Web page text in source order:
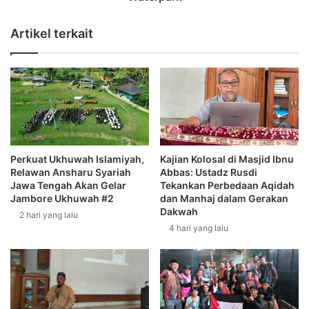
a
k
s
i
M
a
a
s
:
D
a
a
n
,
R
e
l
a
w
a
n
A
n
r
u
S
Artikel terkait
Perkuat Ukhuwah Islamiyah,
Relawan Ansharu Syariah
Jawa Tengah Akan Gelar
Jambore Ukhuwah #2
2 hari yang lalu
Kajian Kolosal di Masjid Ibnu
Abbas: Ustadz Rusdi
Tekankan Perbedaan Aqidah
dan Manhaj dalam Gerakan
Dakwah
4 hari yang lalu